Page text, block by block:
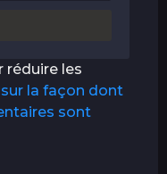
réduire les
la façon dont
sont